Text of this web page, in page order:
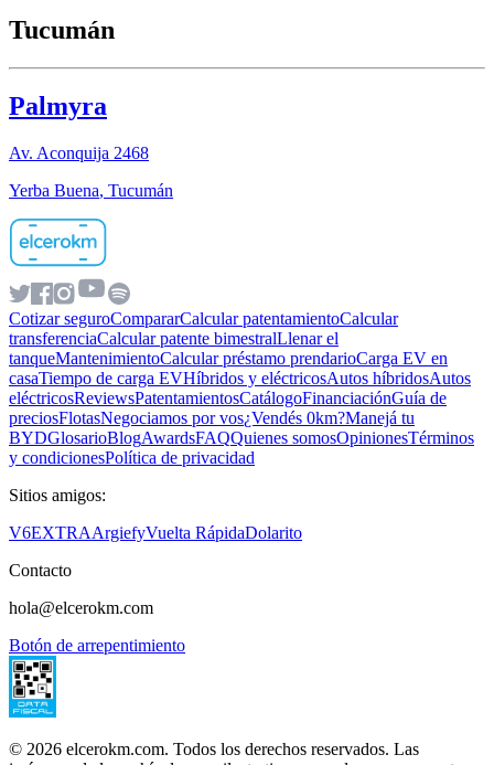
Tucumán
Palmyra
Av. Aconquija 2468
Yerba Buena, Tucumán
Cotizar seguroCompararCalcular patentamientoCalcular
transferenciaCalcular patente bimestralLlenar el
tanqueMantenimientoCalcular préstamo prendarioCarga EV en
casaTiempo de carga EVHíbridos y eléctricosAutos híbridosAutos
eléctricosReviewsPatentamientosCatálogoFinanciaciónGuía de
preciosFlotasNegociamos por vos¿Vendés 0km?Manejá tu
BYDGlosarioBlogAwardsFAQQuienes somosOpinionesTérminos
y condicionesPolítica de privacidad
Sitios amigos:
V6EXTRAArgiefyVuelta RápidaDolarito
Contacto
hola@elcerokm.com
Botón de arrepentimiento
© 2026 elcerokm.com. Todos los derechos reservados. Las